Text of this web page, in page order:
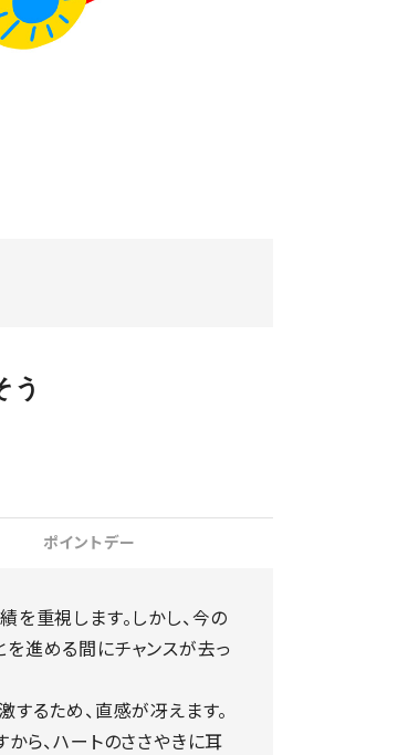
う
ポイントデー
重視します。しかし、今の
進める間にチャンスが去っ
るため、直感が冴えます。
ら、ハートのささやきに耳